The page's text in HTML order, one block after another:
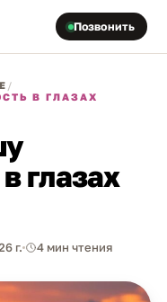
Позвонить
/
В ГЛАЗАХ
глазах
г. 4 мин чтения